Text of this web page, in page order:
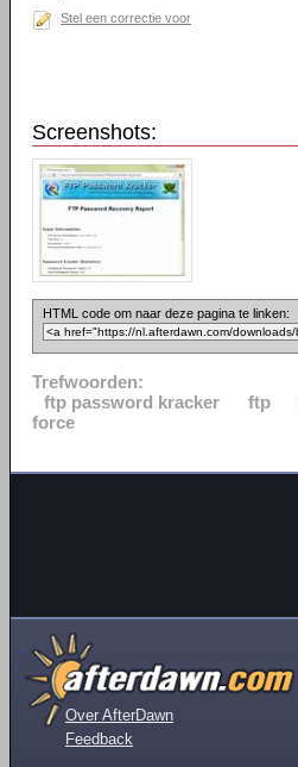
Stel een correctie voor
Screenshots:
HTML code om naar deze pagina te linken:
Trefwoorden:
ftp password kracker
ftp
force
Over AfterDawn
Feedback